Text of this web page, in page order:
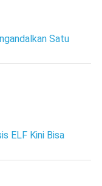
Satu
ELF Kini Bisa